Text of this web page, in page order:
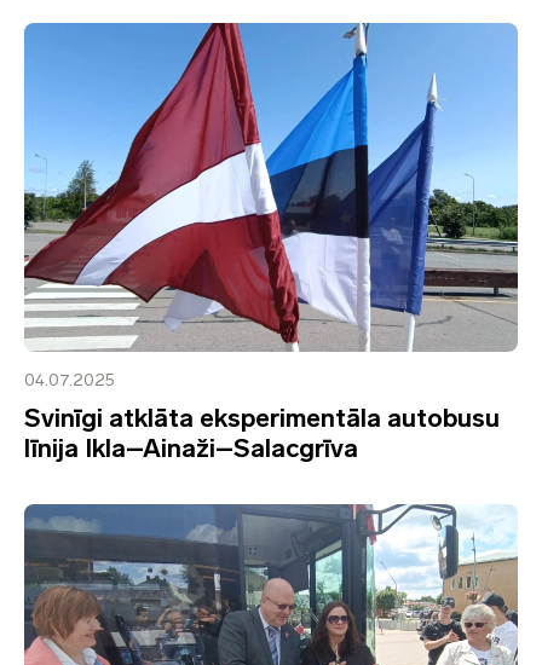
04.07.2025
Svinīgi atklāta eksperimentāla autobusu
līnija Ikla–Ainaži–Salacgrīva